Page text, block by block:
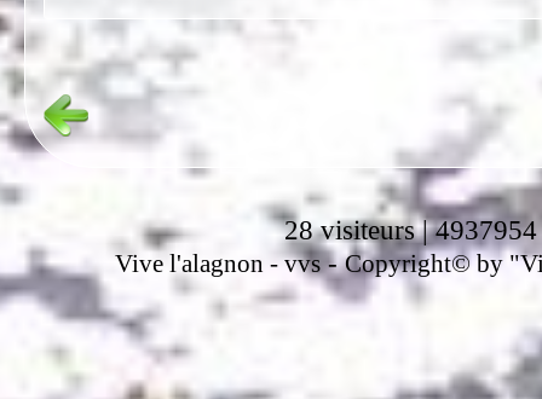
28 visiteurs | 4937954
Vive l'alagnon -vvs-Copyright© by